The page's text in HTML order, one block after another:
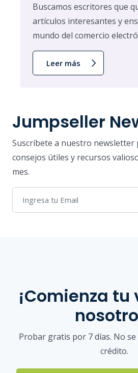
Buscamos escritores que
artículos interesantes y
mundo del comercio
Leer más
Jumpseller
Suscríbete a nuestro newsletter
consejos útiles y recursos
mes.
¡Comienza tu
Probar gratis por 7 días. No
crédito.